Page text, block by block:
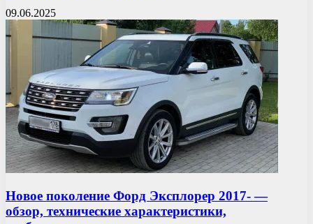
09.06.2025
Новое поколение Форд Эксплорер 2017- —
обзор, технические характеристики,